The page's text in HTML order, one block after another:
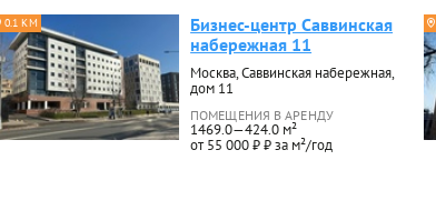
0.1 КМ
Бизнес-центр Саввинская
набережная 11
Москва, Саввинская набережная,
дом 11
ПОМЕЩЕНИЯ В АРЕНДУ
1469.0—424.0 м²
от 55 000 ₽ ₽ за м²/год